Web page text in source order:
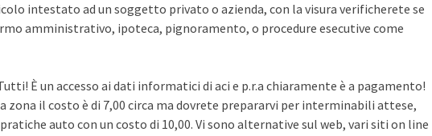
intestato ad un soggetto privato o azienda, con la visura verificherete se
amministrativo, ipoteca, pignoramento, o procedure esecutive come
È un accesso ai dati informatici di aci e p.r.a chiaramente è a pagamento!
zona il costo è di 7,00 circa ma dovrete prepararvi per interminabili attese,
auto con un costo di 10,00. Vi sono alternative sul web, vari siti on line